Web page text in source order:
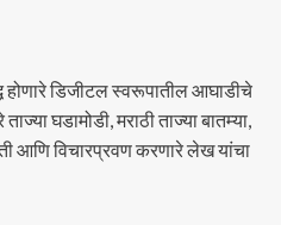
होणारे डिजीटल स्वरूपातील आघाडीचे
घडामोडी, मराठी ताज्या बातम्या,
आणि विचारप्रवण करणारे लेख यांचा